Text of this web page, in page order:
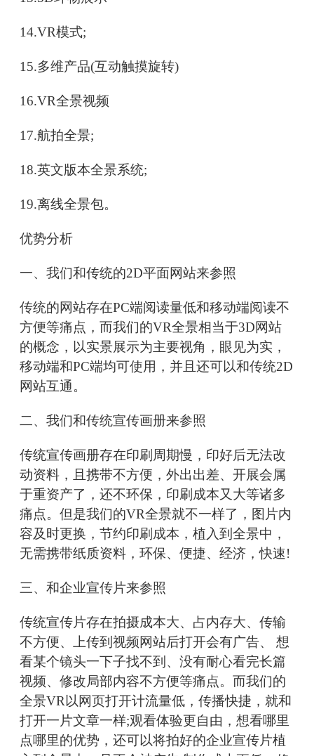
14.VR模式;
15.多维产品(互动触摸旋转)
16.VR全景视频
17.航拍全景;
18.英文版本全景系统;
19.离线全景包。
优势分析
一、我们和传统的2D平面网站来参照
传统的网站存在PC端阅读量低和移动端阅读不
方便等痛点，而我们的VR全景相当于3D网站
的概念，以实景展示为主要视角，眼见为实，
移动端和PC端均可使用，并且还可以和传统2D
网站互通。
二、我们和传统宣传画册来参照
传统宣传画册存在印刷周期慢，印好后无法改
动资料，且携带不方便，外出出差、开展会属
于重资产了，还不环保，印刷成本又大等诸多
痛点。但是我们的VR全景就不一样了，图片内
容及时更换，节约印刷成本，植入到全景中，
无需携带纸质资料，环保、便捷、经济，快速!
三、和企业宣传片来参照
传统宣传片存在拍摄成本大、占内存大、传输
不方便、上传到视频网站后打开会有广告、 想
看某个镜头一下子找不到、没有耐心看完长篇
视频、修改局部内容不方便等痛点。而我们的
全景VR以网页打开计流量低，传播快捷，就和
打开一片文章一样;观看体验更自由，想看哪里
点哪里的优势，还可以将拍好的企业宣传片植